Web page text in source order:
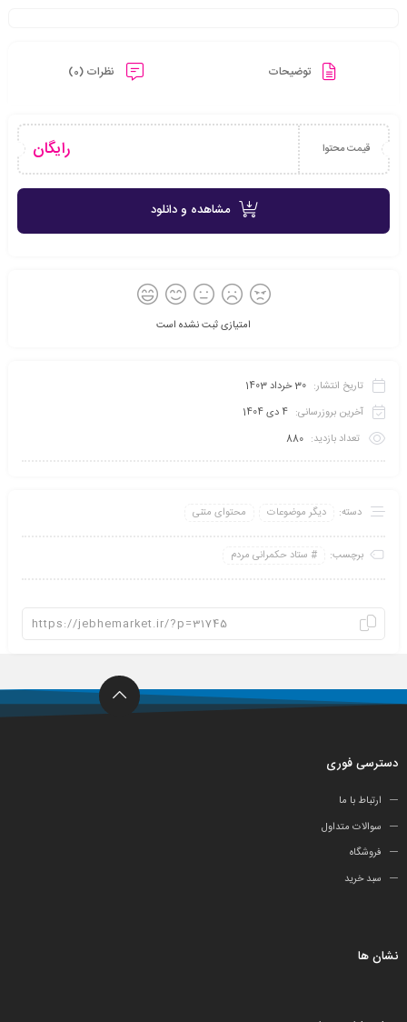
توضیحات نظرات (0)
قیمت محتوا رایگان
مشاهده و دانلود
امتیازی ثبت نشده است
تاریخ انتشار: 30 خرداد 1403
آخرین بروزرسانی: 4 دی 1404
تعداد بازدید: 880
دسته: دیگر موضوعات محتوای متنی
برچسب: ستاد حکمرانی مردم
دسترسی فوری
ارتباط با ما
سوالات متداول
فروشگاه
سبد خرید
نشان ها